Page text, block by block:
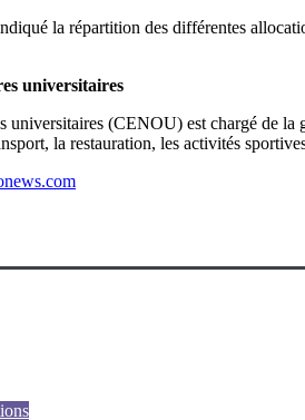
la répartition des différentes
universitaires
(CENOU) est chargé de la
la restauration, les activités